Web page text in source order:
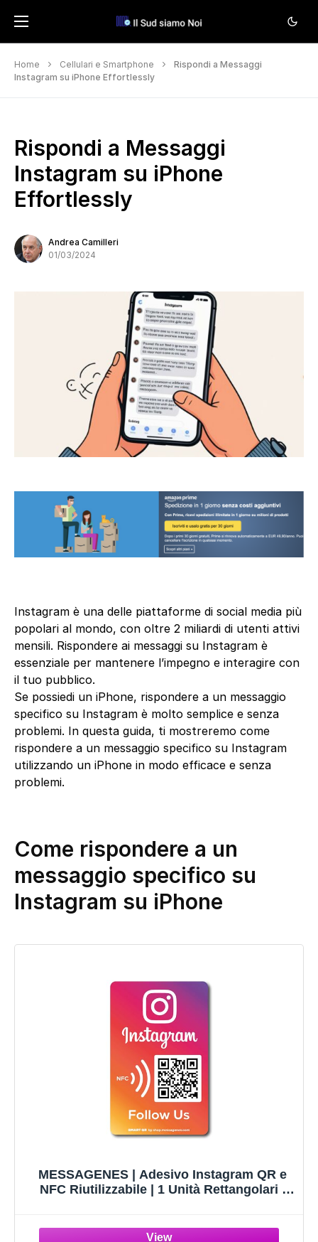
Home Cellulari e Smartphone
Rispondi a Messaggi
Instagram su iPhone Effortlessly
Rispondi a Messaggi
Instagram su iPhone
Effortlessly
Andrea Camilleri
01/03/2024
Instagram è una delle piattaforme di social media più
popolari al mondo, con oltre 2 miliardi di utenti attivi
mensili. Rispondere ai messaggi su Instagram è
essenziale per mantenere l’impegno e interagire con
il tuo pubblico.
Se possiedi un iPhone, rispondere a un messaggio
specifico su Instagram è molto semplice e senza
problemi. In questa guida, ti mostreremo come
rispondere a un messaggio specifico su Instagram
utilizzando un iPhone in modo efficace e senza
problemi.
Come rispondere a un
messaggio specifico su
Instagram su iPhone
MESSAGENES | Adesivo Instagram QR e
NFC Riutilizzabile | 1 Unità Rettangolari |
Follow su Instagram | Materiale Premium